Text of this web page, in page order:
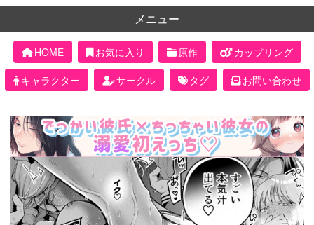
メニュー
HOME お気に入り 原作
カップリング
キャラクター
サークル タグ お問い合わせ